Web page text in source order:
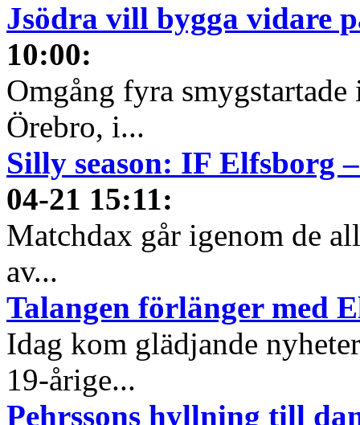
Jsödra vill bygga vidare
10:00:
Omgång fyra
Örebro, i...
Silly season: IF Elfsborg
04-21 15:11:
Matchdax går igenom de
av...
Talangen förlänger med
Idag kom glädjande
19-årige...
Pehrssons hyllning till